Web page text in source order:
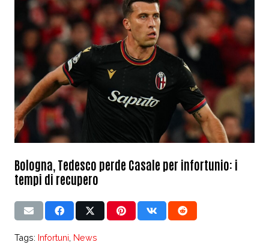
Bologna, Tedesco perde Casale per infortunio: i
tempi di recupero
Tags: Infortuni News